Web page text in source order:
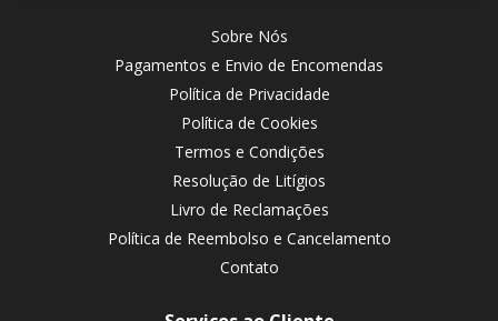
Sobre Nós
Pagamentos e Envio de Encomendas
Política de Privacidade
Política de Cookies
Termos e Condições
Resolução de Litígios
Livro de Reclamações
Política de Reembolso e Cancelamento
Contato